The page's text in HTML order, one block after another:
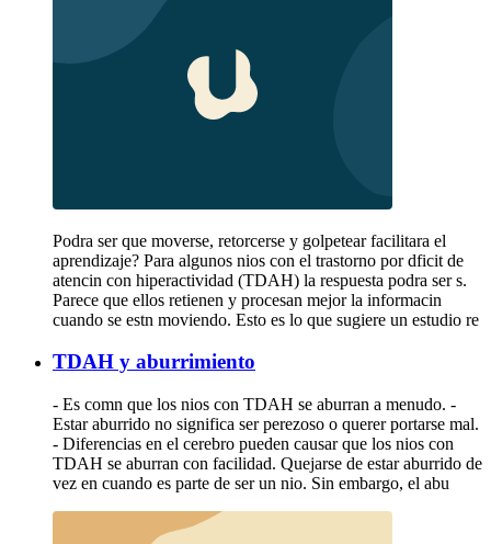
Podra ser que moverse, retorcerse y golpetear facilitara el
aprendizaje? Para algunos nios con el trastorno por dficit de
atencin con hiperactividad (TDAH) la respuesta podra ser s.
Parece que ellos retienen y procesan mejor la informacin
cuando se estn moviendo. Esto es lo que sugiere un estudio re
TDAH y aburrimiento
- Es comn que los nios con TDAH se aburran a menudo. -
Estar aburrido no significa ser perezoso o querer portarse mal.
- Diferencias en el cerebro pueden causar que los nios con
TDAH se aburran con facilidad. Quejarse de estar aburrido de
vez en cuando es parte de ser un nio. Sin embargo, el abu